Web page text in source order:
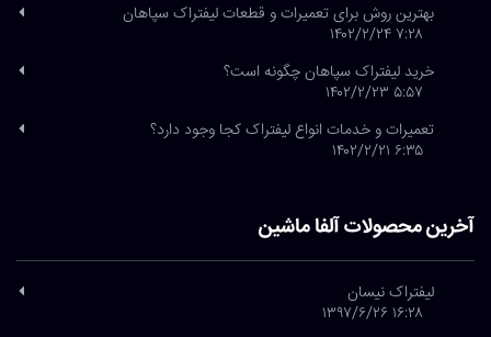
بهترین روش برای تعمیرات و قطعات لیفتراک سپاهان
۷:۲۸ ۱۴۰۲/۲/۲۴
خرید لیفتراک سپاهان چگونه است؟
۵:۵۷ ۱۴۰۲/۲/۲۳
تعمیرات و خدمات انواع لیفتراک کجا وجود دارد؟
۶:۳۵ ۱۴۰۲/۲/۲۱
آخرین محصولات آلفا ماشین
لیفتراک نیسان
۱۶:۲۸ ۱۳۹۷/۶/۲۶